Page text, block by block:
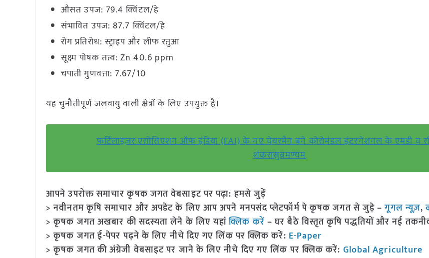
औसत उपज: 79.4 क्विंटल/हे
संभावित उपज: 87.7 क्विंटल/हे
रोग प्रतिरोध: स्ट्राइप और लीफ रतुआ
सूक्ष्म पोषक तत्व: Zn 40.6 ppm
चपाती गुणवत्ता: 7.67/10
यह चुनौतीपूर्ण जलवायु वाली क्षेत्रों के लिए उपयुक्त है।
फर्टिलाइज़र एसोसिएशन ऑफ इंडिया (FAI) के नए चेयरमैन बने कोरोमंडल इंटरनेशनल के एमडी व
शंकरासुब्रमण्यम
आपने उपरोक्त समाचार कृषक जगत वेबसाइट पर पढ़ा: हमसे जुड़ें
> नवीनतम कृषि समाचार और अपडेट के लिए आप अपने मनपसंद प्लेटफॉर्म पे कृषक जगत से जुड़े –गूगल न्यूज़,
> कृषक जगत अखबार की सदस्यता लेने के लिए यहांक्लिक करें – घर बैठे विस्तृत कृषि पद्धतियों और नई
> कृषक जगत ई-पेपर पढ़ने के लिए नीचे दिए गए लिंक पर क्लिक करें: E-Paper
> कृषक जगत की अंग्रेजी वेबसाइट पर जाने के लिए नीचे दिए गए लिंक पर क्लिक करें: Global Agriculture